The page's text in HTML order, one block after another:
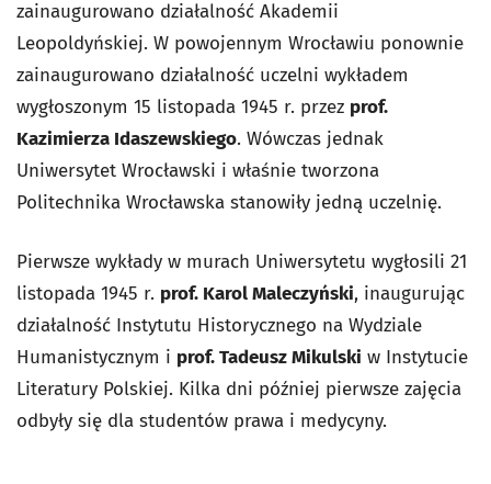
zainaugurowano działalność Akademii
Leopoldyńskiej. W powojennym Wrocławiu ponownie
zainaugurowano działalność uczelni wykładem
wygłoszonym 15 listopada 1945 r. przez prof.
Kazimierza Idaszewskiego. Wówczas jednak
Uniwersytet Wrocławski i właśnie tworzona
Politechnika Wrocławska stanowiły jedną uczelnię.
Pierwsze wykłady w murach Uniwersytetu wygłosili 21
listopada 1945 r. prof. Karol Maleczyński, inaugurując
działalność Instytutu Historycznego na Wydziale
Humanistycznym i prof. Tadeusz Mikulski w Instytucie
Literatury Polskiej. Kilka dni później pierwsze zajęcia
odbyły się dla studentów prawa i medycyny.